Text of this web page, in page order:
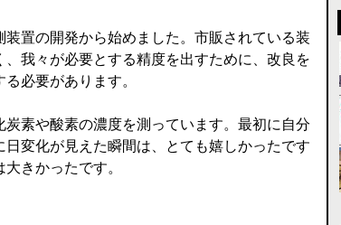
置の開発から始めました。市販されている装
我々が必要とする精度を出すために、改良を
必要があります。
素や酸素の濃度を測っています。最初に自分
変化が見えた瞬間は、とても嬉しかったです
きかったです。